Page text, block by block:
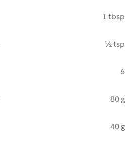
1 tbsp
½ tsp
6
80 g
40 g